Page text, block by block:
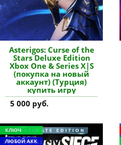
Asterigos: Curse of the
Stars Deluxe Edition
Xbox One & Series X|S
(покупка на новый
аккаунт) (Турция)
купить игру
5 000 руб.
КЛЮЧ
ЛЮБОЙ АКК